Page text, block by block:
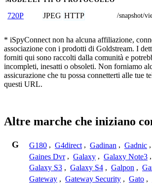
720P JPEG HTTP /snapshot/
* iSpyConnect non ha alcuna affiliazione,
associazione con i prodotti di Goldstream. I
forniti qui sono raccolti dalla comunità e
incompleti, inesatti o obsoleti. Non forniamo
assicurazione che tu possa connetterti alle tue
questi URL.
Altre marche che iniziano
G G180 , G4direct , Gadinan , Gadnic ,
Gaines Dvr , Galaxy , Galaxy Note3 ,
Galaxy S3 , Galaxy S4 , Galpon ,
Gateway , Gateway Security , Gato ,